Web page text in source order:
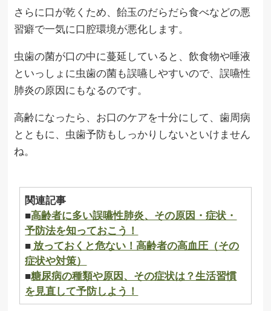
さらに口が乾くため、飴玉のだらだら食べなどの悪
習癖で一気に口腔環境が悪化します。
虫歯の菌が口の中に蔓延していると、飲食物や唾液
といっしょに虫歯の菌も誤嚥しやすいので、誤嚥性
肺炎の原因にもなるのです。
高齢になったら、お口のケアを十分にして、歯周病
とともに、虫歯予防もしっかりしないといけません
ね。
関連記事
■高齢者に多い誤嚥性肺炎、その原因・症状・
予防法を知っておこう！
■ 放っておくと危ない！高齢者の高血圧（その
症状や対策）
■糖尿病の種類や原因、その症状は？生活習慣
を見直して予防しよう！